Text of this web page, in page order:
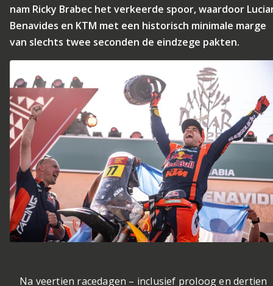
nam Ricky Brabec het verkeerde spoor, waardoor
Benavides en KTM met een historisch minimale marge
van slechts twee seconden de eindzege pakten.
Na veertien racedagen – inclusief proloog en dertien